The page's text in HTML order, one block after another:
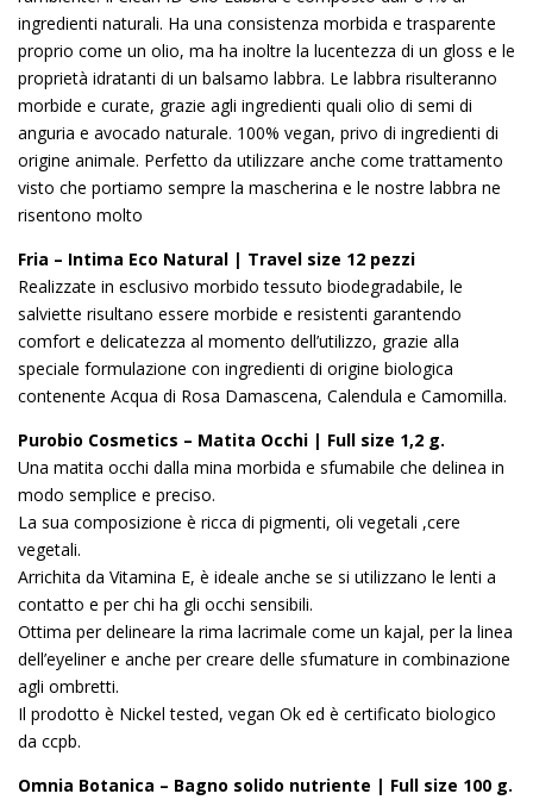
ingredienti naturali. Ha una consistenza morbida e trasparente
proprio come un olio, ma ha inoltre la lucentezza di un gloss e le
proprietà idratanti di un balsamo labbra. Le labbra risulteranno
morbide e curate, grazie agli ingredienti quali olio di semi di
anguria e avocado naturale. 100% vegan, privo di ingredienti di
origine animale. Perfetto da utilizzare anche come trattamento
visto che portiamo sempre la mascherina e le nostre labbra ne
risentono molto
Fria – Intima Eco Natural | Travel size 12 pezzi
Realizzate in esclusivo morbido tessuto biodegradabile, le
salviette risultano essere morbide e resistenti garantendo
comfort e delicatezza al momento dell’utilizzo, grazie alla
speciale formulazione con ingredienti di origine biologica
contenente Acqua di Rosa Damascena, Calendula e Camomilla.
Purobio Cosmetics – Matita Occhi | Full size 1,2 g.
Una matita occhi dalla mina morbida e sfumabile che delinea in
modo semplice e preciso.
La sua composizione è ricca di pigmenti, oli vegetali ,cere
vegetali.
Arrichita da Vitamina E, è ideale anche se si utilizzano le lenti a
contatto e per chi ha gli occhi sensibili.
Ottima per delineare la rima lacrimale come un kajal, per la linea
dell’eyeliner e anche per creare delle sfumature in combinazione
agli ombretti.
Il prodotto è Nickel tested, vegan Ok ed è certificato biologico
da ccpb.
Omnia Botanica – Bagno solido nutriente | Full size 100 g.